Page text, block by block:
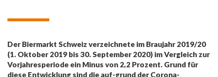
Der Biermarkt Schweiz verzeichnete im Braujahr 2019/20
(1. Oktober 2019 bis 30. September 2020) im Vergleich zur
Vorjahresperiode ein Minus von 2,2 Prozent. Grund für
diese Entwicklung sind die auf-grund der Corona-